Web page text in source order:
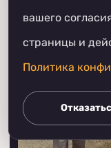
вашего
страницы и
Политика